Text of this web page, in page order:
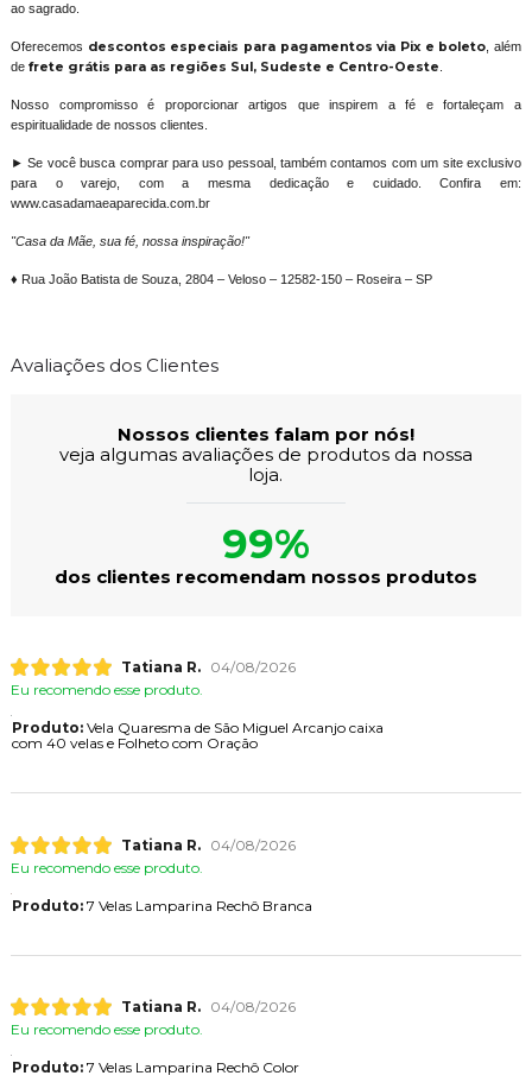
ao sagrado.
Oferecemos descontos especiais para pagamentos via Pix e boleto , além
de frete grátis para as regiões Sul, Sudeste e Centro-Oeste
Nosso compromisso é proporcionar artigos que inspirem a fé e fortaleçam a
espiritualidade de nossos clientes.
► Se você busca comprar para uso pessoal, também contamos com um site exclusivo
para o varejo, com a mesma dedicação e cuidado. Confira em:
www.casadamaeaparecida.com.br
"Casa da Mãe, sua fé, nossa inspiração!"
♦ Rua João Batista de Souza, 2804 – Veloso – 12582-150 – Roseira – SP
Avaliações dos Clientes
Nossos clientes falam por nós!
veja algumas avaliações de produtos da nossa
loja.
99%
dos clientes recomendam nossos produtos
Tatiana R.
04/08/2026
Eu recomendo esse produto.
Produto:Vela Quaresma de São Miguel Arcanjo caixa
com 40 velas e Folheto com Oração
Tatiana R.
04/08/2026
Eu recomendo esse produto.
Produto:7 Velas Lamparina Rechô Branca
Tatiana R.
04/08/2026
Eu recomendo esse produto.
Produto:7 Velas Lamparina Rechô Color